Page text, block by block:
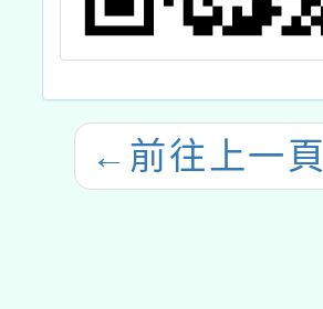
← 前往上一頁